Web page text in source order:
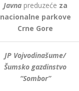
Javnapreduzeće za
nacionalne parkove
Crne Gore
JP Vojvodinašume/
Šumsko gazdinstvo
“Sombor”